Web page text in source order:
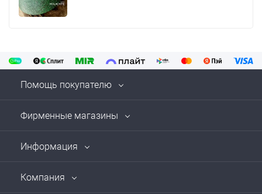
Помощь покупателю
Фирменные магазины
Информация
Компания